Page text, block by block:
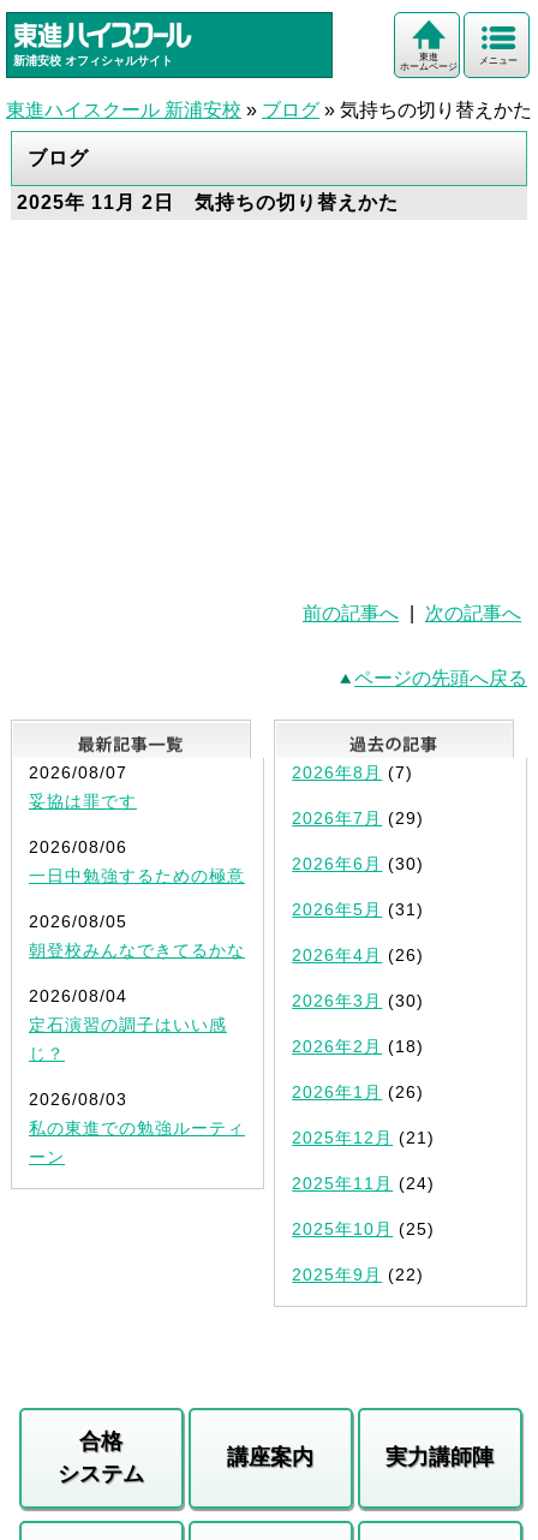
新浦安校 オフィシャルサイト メニュー
東進
ホームページ
東進ハイスクール 新浦安校 » ブログ » 気持ちの切り替えかた
ブログ
2025年 11月 2日 気持ちの切り替えかた
前の記事へ 次の記事へ
ページの先頭へ戻る
最新記事一覧
2026/08/07
妥協は罪です
2026/08/06
一日中勉強するための極意
2026/08/05
朝登校みんなできてるかな
2026/08/04
定石演習の調子はいい感
じ？
2026/08/03
私の東進での勉強ルーティ
ーン
2026年8月 (7)
2026年7月 (29)
2026年6月 (30)
2026年5月 (31)
2026年4月 (26)
2026年3月 (30)
2026年2月 (18)
2026年1月 (26)
2025年12月 (21)
2025年11月 (24)
2025年10月 (25)
2025年9月 (22)
合格
システム
講座案内 実力講師陣